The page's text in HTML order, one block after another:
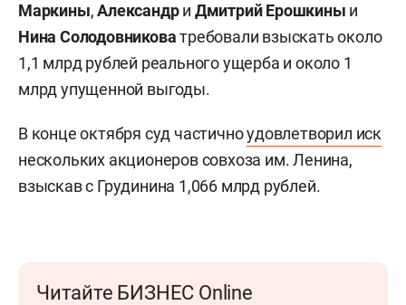
Маркины,Александри Дмитрий Ерошкины и
Нина Солодовниковатребовали взыскать около
1,1 млрд рублей реального ущерба и около 1
млрд упущенной выгоды.
В конце октября суд частичноудовлетворил иск
нескольких акционеров совхоза им. Ленина,
взыскав с Грудинина 1,066 млрд рублей.
Читайте БИЗНЕС Online